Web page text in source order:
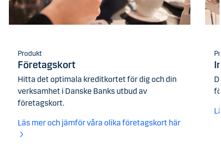
Produkt
Företagskort
Hitta det optimala kreditkortet för dig och din
verksamhet i Danske Banks utbud av
företagskort.
Läs mer och jämför våra olika företagskort här